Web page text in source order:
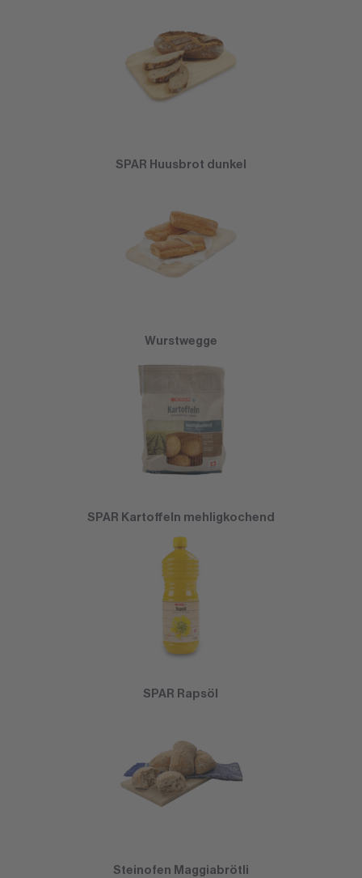
SPAR Huusbrot dunkel
Wurstwegge
SPAR Kartoffeln mehligkochend
SPAR Rapsöl
Steinofen Maggiabrötli